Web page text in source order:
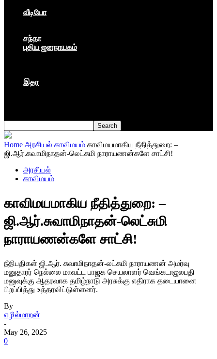
வீடியோ
சந்தா
புதிய ஜனநாயகம்
இதர
Home அரசியல் காவிமயம் காவிமயமாகிய நீதித்துறை: –
ஜி.ஆர்.சுவாமிநாதன்-லெட்சுமி நாராயணன்களே சாட்சி!
அரசியல்
காவிமயம்
காவிமயமாகிய நீதித்துறை: –
ஜி.ஆர்.சுவாமிநாதன்-லெட்சுமி
நாராயணன்களே சாட்சி!
நீதிபதிகள் ஜி.ஆர். சுவாமிநாதன்-லட்சுமி நாராயணன் அமர்வு
மனுதாரர் நெல்லை மாவட்ட பாஜக செயலாளர் வெங்கடாஜலபதி
மனுவுக்கு ஆதரவாக தமிழ்நாடு அரசுக்கு எதிராக தடையானை
பிறப்பித்து உத்தரவிட்டுள்ளனர்.
By
எழில்மாறன்
-
May 26, 2025
0